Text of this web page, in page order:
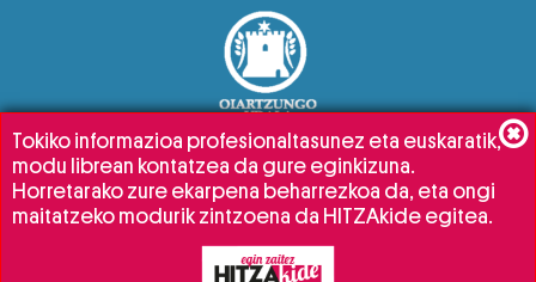
Tokiko informazioa profesionaltasunez eta euskaratik,
modu librean kontatzea da gure eginkizuna.
Horretarako zure ekarpena beharrezkoa da, eta ongi
maitatzeko modurik zintzoena da HITZAkide egitea.